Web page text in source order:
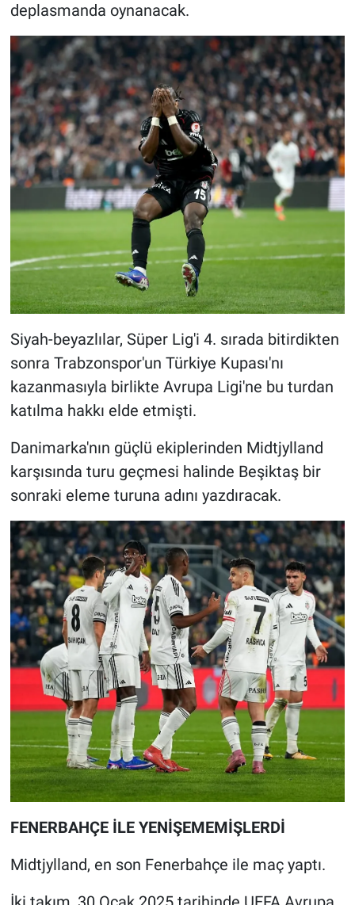
deplasmanda oynanacak.
Siyah-beyazlılar, Süper Lig'i 4. sırada bitirdikten
sonra Trabzonspor'un Türkiye Kupası'nı
kazanmasıyla birlikte Avrupa Ligi'ne bu turdan
katılma hakkı elde etmişti.
Danimarka'nın güçlü ekiplerinden Midtjylland
karşısında turu geçmesi halinde Beşiktaş bir
sonraki eleme turuna adını yazdıracak.
FENERBAHÇE İLE YENİŞEMEMİŞLERDİ
Midtjylland, en son Fenerbahçe ile maç yaptı.